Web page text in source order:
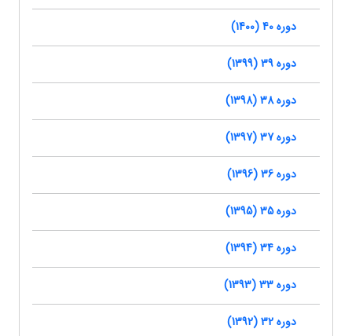
دوره 40 (1400)
دوره 39 (1399)
دوره 38 (1398)
دوره 37 (1397)
دوره 36 (1396)
دوره 35 (1395)
دوره 34 (1394)
دوره 33 (1393)
دوره 32 (1392)